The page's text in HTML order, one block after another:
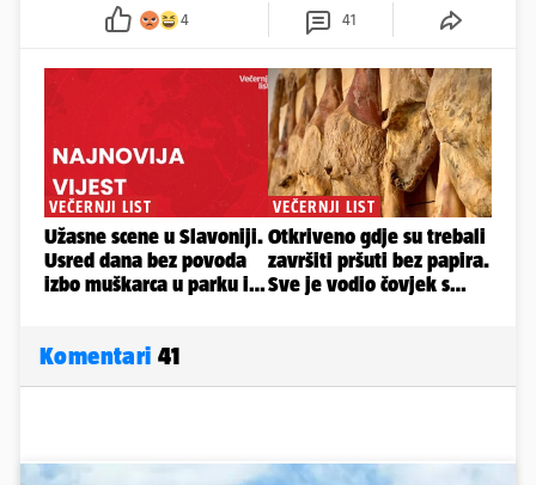
4 41
Komentari 41